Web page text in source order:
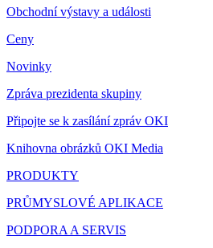
Obchodní výstavy a události
Ceny
Novinky
Zpráva prezidenta skupiny
Připojte se k zasílání zpráv OKI
Knihovna obrázků OKI Media
PRODUKTY
PRŮMYSLOVÉ APLIKACE
PODPORA A SERVIS